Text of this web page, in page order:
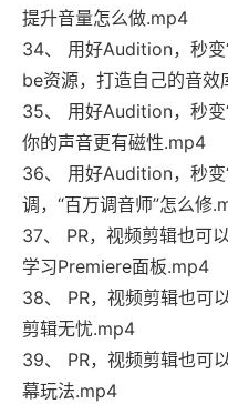
提升音量怎么做.mp4
34、 用好Audition，秒
be资源，打造自己的音效
35、 用好Audition，秒变
你的声音更有磁性.mp4
36、 用好Audition，秒
调，“百万调音师”怎么修
37、 PR，视频剪辑也可
学习Premiere面板.mp4
38、 PR，视频剪辑也可
剪辑无忧.mp4
39、 PR，视频剪辑也可
幕玩法.mp4